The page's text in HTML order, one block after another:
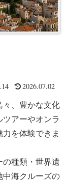
2026.07.02
々、豊かな文化
アーやオンラ
を体験できま
の種類・世界遺
中海クルーズの